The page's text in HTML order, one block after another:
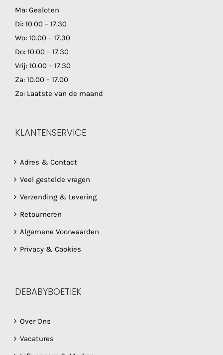
Ma: Gesloten
Di: 10.00 – 17.30
Wo: 10.00 – 17.30
Do: 10.00 – 17.30
Vrij: 10.00 – 17.30
Za: 10.00 – 17.00
Zo: Laatste van de maand
KLANTENSERVICE
Adres & Contact
Veel gestelde vragen
Verzending & Levering
Retourneren
Algemene Voorwaarden
Privacy & Cookies
DEBABYBOETIEK
Over Ons
Vacatures